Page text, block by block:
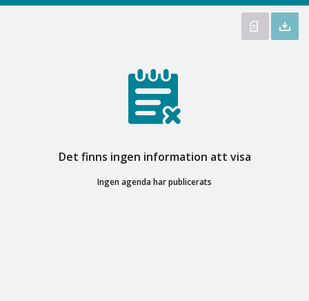
Det finns ingen information att visa
Ingen agenda har publicerats